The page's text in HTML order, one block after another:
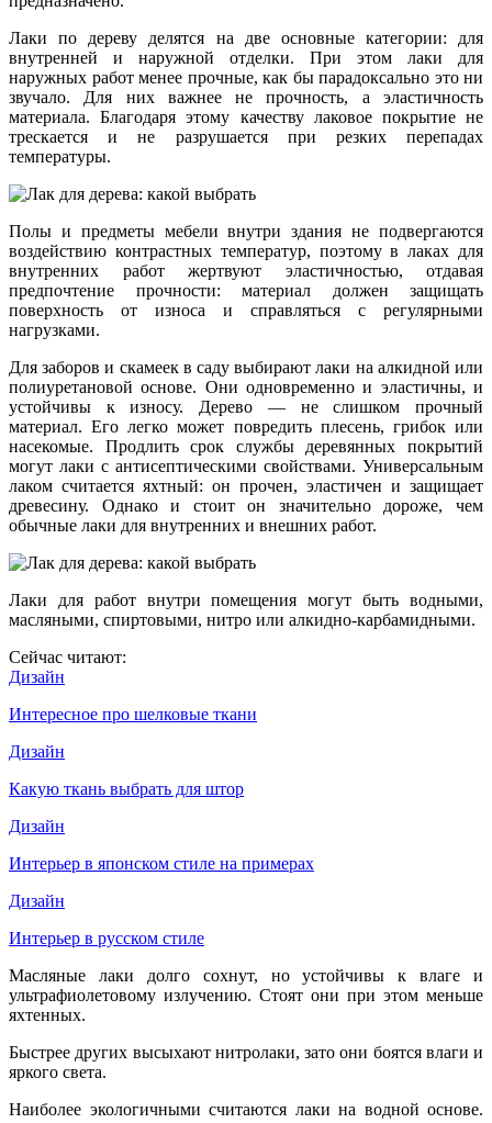
Лаки по дереву делятся на две основные категории: для
внутренней и наружной отделки. При этом лаки для
наружных работ менее прочные, как бы парадоксально это ни
звучало. Для них важнее не прочность, а эластичность
материала. Благодаря этому качеству лаковое покрытие не
трескается и не разрушается при резких перепадах
температуры.
Полы и предметы мебели внутри здания не подвергаются
воздействию контрастных температур, поэтому в лаках для
внутренних работ жертвуют эластичностью, отдавая
предпочтение прочности: материал должен защищать
поверхность от износа и справляться с регулярными
нагрузками.
Для заборов и скамеек в саду выбирают лаки на алкидной или
полиуретановой основе. Они одновременно и эластичны, и
устойчивы к износу. Дерево — не слишком прочный
материал. Его легко может повредить плесень, грибок или
насекомые. Продлить срок службы деревянных покрытий
могут лаки с антисептическими свойствами. Универсальным
лаком считается яхтный: он прочен, эластичен и защищает
древесину. Однако и стоит он значительно дороже, чем
обычные лаки для внутренних и внешних работ.
Лаки для работ внутри помещения могут быть водными,
масляными, спиртовыми, нитро или алкидно-карбамидными.
Сейчас читают:
Дизайн
Интересное про шелковые ткани
Дизайн
Какую ткань выбрать для штор
Дизайн
Интерьер в японском стиле на примерах
Дизайн
Интерьер в русском стиле
Масляные лаки долго сохнут, но устойчивы к влаге и
ультрафиолетовому излучению. Стоят они при этом меньше
яхтенных.
Быстрее других высыхают нитролаки, зато они боятся влаги и
яркого света.
Наиболее экологичными считаются лаки на водной основе.